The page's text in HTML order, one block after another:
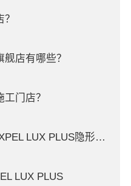
店有哪些？
门店？
问界M9在上海宝之尊装贴XPEL LUX PLUS隐形车衣
LUX PLUS